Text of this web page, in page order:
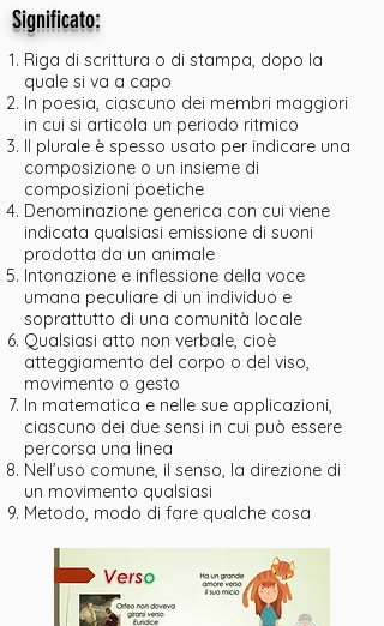
Significato:
Riga di scrittura o di stampa, dopo la
quale si va a capo
In poesia, ciascuno dei membri maggiori
in cui si articola un periodo ritmico
Il plurale è spesso usato per indicare una
composizione o un insieme di
composizioni poetiche
Denominazione generica con cui viene
indicata qualsiasi emissione di suoni
prodotta da un animale
Intonazione e inflessione della voce
umana peculiare di un individuo e
soprattutto di una comunità locale
Qualsiasi atto non verbale, cioè
atteggiamento del corpo o del viso,
movimento o gesto
In matematica e nelle sue applicazioni,
ciascuno dei due sensi in cui può essere
percorsa una linea
Nell’uso comune, il senso, la direzione di
un movimento qualsiasi
Metodo, modo di fare qualche cosa